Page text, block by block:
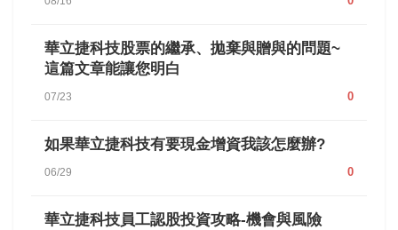
華立捷科技股票的繼承、拋棄與贈與的問題~
這篇文章能讓您明白
07/23 0
如果華立捷科技有要現金增資我該怎麼辦?
06/29 0
華立捷科技員工認股投資攻略-機會與風險